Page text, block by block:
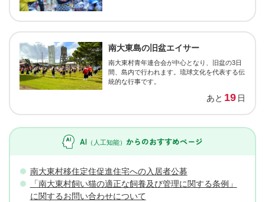
南大東島の旧盆エイサー
南大東村青年連合会が中心となり、旧盆の3日
間、島内で行われます。琉球文化を代表する伝
統的な行事です。
あと 19 日
AI （人工知能） からのおすすめページ
南大東村移住定住促進住宅への入居者公募
「南大東村飼い猫の適正な飼養及び管理に関する条例」
に関するお問い合わせについて